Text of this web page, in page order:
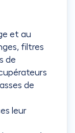
et au
filtres
de
de
leur